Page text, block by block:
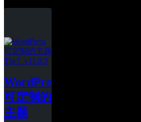
WordPress
可定制的
主题